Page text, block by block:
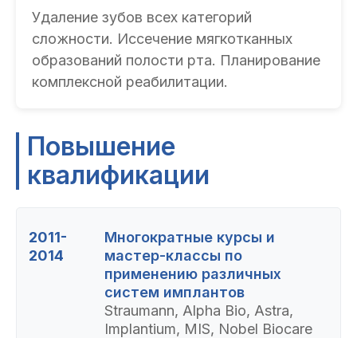
Удаление зубов всех категорий
сложности. Иссечение мягкотканных
образований полости рта. Планирование
комплексной реабилитации.
Повышение
квалификации
2011-
2014
Многократные курсы и
мастер-классы по
применению различных
систем имплантов
Straumann, Alpha Bio, Astra,
Implantium, MIS, Nobel Biocare